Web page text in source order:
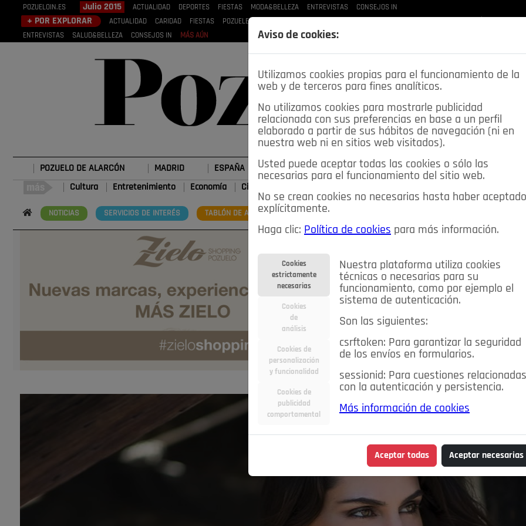
POZUELOIN.ES Julio 2015 ACTUALIDAD DEPORTES FIESTAS MODA&BELLEZA ENTREVISTAS CONSEJOS IN
+ POR EXPLORAR ACTUALIDAD CARIDAD FIESTAS POZUELEROS
ENTREVISTAS
SALUD&BELLEZA CONSEJOS IN MÁS AÚN
POZUELO DE ALARCÓN MADRID ESPAÑA DEPORTES OPINIÓN IN SALUD 🔴 EN DIRECTO
Cultura Entretenimiento Economía Ciencia&Tecnología
NOTICIAS SERVICIOS DE INTERÉS TABLÓN DE ANUNCIOS MIS ANUNCIOS
Aviso de cookies:
Utilizamos cookies propias para el funcionamiento de la
web y de terceros para fines analíticos.
No utilizamos cookies para mostrarle publicidad
relacionada con sus preferencias en base a un perfil
elaborado a partir de sus hábitos de navegación (ni en
nuestra web ni en sitios web visitados).
Usted puede aceptar todas las cookies o sólo las
necesarias para el funcionamiento del sitio web.
No se crean cookies no necesarias hasta haber aceptado
explícitamente.
Haga clic: Política de cookies para más información.
Cookies
estrictamente
necesarias
Cookies
de
análisis
Cookies de
personalización
y funcionalidad
Cookies de
publicidad
comportamental
Nuestra plataforma utiliza cookies
técnicas o necesarias para su
funcionamiento, como por ejemplo el
sistema de autenticación.
Son las siguientes:
csrftoken: Para garantizar la seguridad
de los envíos en formularios.
sessionid: Para cuestiones relacionadas
con la autenticación y persistencia.
Más información de cookies
Aceptar todas Aceptar necesarias